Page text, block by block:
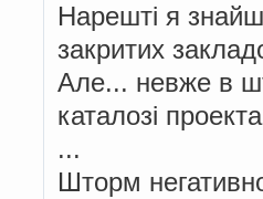
Нарешті я
закритих
Але... невже в
каталозі
...
Шторм